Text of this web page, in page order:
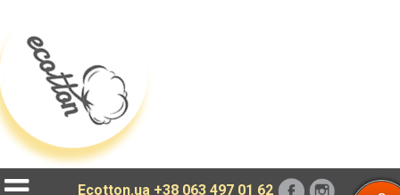
Ecotton.ua +38 063 497 01 62